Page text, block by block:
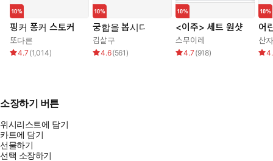
핑커 퐁커 스토커
또다른
4.7 (1,014)
궁합을 봅시다
김살구
4.6(561 )
<이주> 세트 원샷
스무이레
4.7 (918)
어
산
소장하기 버튼
위시리스트에 담기
카트에 담기
선물하기
선택 소장하기